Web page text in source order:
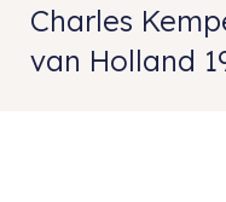
Charles
van Holland